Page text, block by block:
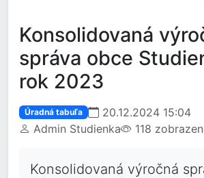
Konsolidovaná
správa obce
rok 2023
Úradná tabuľa
20.12.2024 15:04
Admin Studienka
118
Konsolidovaná výročná